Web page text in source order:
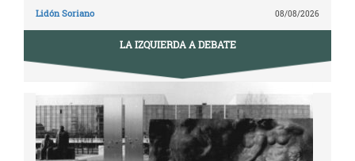
Lidón Soriano 08/08/2026
LA IZQUIERDA A DEBATE